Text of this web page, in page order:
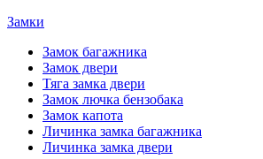
Замки
Замок багажника
Замок двери
Тяга замка двери
Замок лючка бензобака
Замок капота
Личинка замка багажника
Личинка замка двери